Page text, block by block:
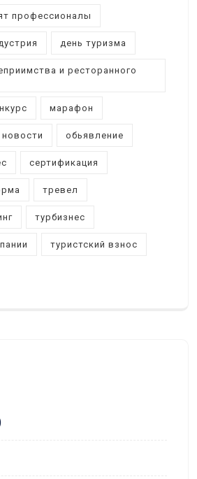
профессионалы
день туризма
и ресторанного
марафон
новости обьявление
сертификация
тревел
турбизнес
туристский взнос